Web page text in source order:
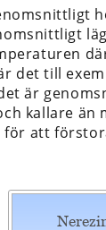
det till
är
kallare än
för att